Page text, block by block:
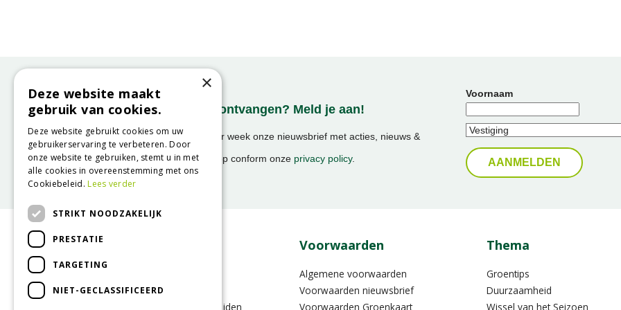
Onze nieuwsbrief ontvangen? Meld je aan!
Ontvang ongeveer 1x per week onze nieuwsbrief met acties, nieuws &
activiteiten!
We slaan uw gegevens op conform onze privacy policy.
Voornaam
Zakelijk
Vestigingen & Openingstijden
Voorwaarden
Algemene voorwaarden
Voorwaarden nieuwsbrief
Voorwaarden Groenkaart
Thema
Groentips
Duurzaamheid
Wissel van het Seizoen
×
Deze website maakt
gebruik van cookies.
Deze website gebruikt cookies om uw
gebruikerservaring te verbeteren. Door
onze website te gebruiken, stemt u in met
alle cookies in overeenstemming met ons
Cookiebeleid.Lees verder
STRIKT NOODZAKELIJK
PRESTATIE
TARGETING
NIET-GECLASSIFICEERD